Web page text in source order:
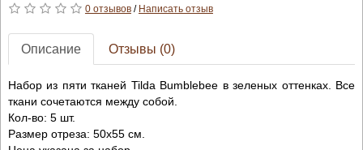
0 отзывов/ Написать отзыв
Описание Отзывы (0)
Набор из пяти тканей Tilda Bumblebee в зеленых оттенках. Все
ткани сочетаются между собой.
Кол-во: 5 шт.
Размер отреза: 50х55 см.